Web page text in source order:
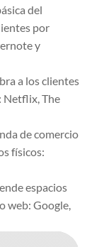
del
por
y
a los clientes
Netflix, The
de comercio
físicos:
espacios
web: Google,